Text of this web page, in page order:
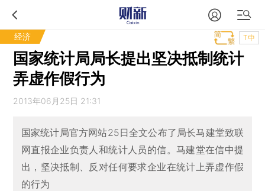
经济 T中
国家统计局局长提出坚决抵制统计
弄虚作假行为
2013年06月25日 21:31
国家统计局官方网站25日全文公布了局长马建堂致联
网直报企业负责人和统计人员的信。马建堂在信中提
出，坚决抵制、反对任何要求企业在统计上弄虚作假
的行为